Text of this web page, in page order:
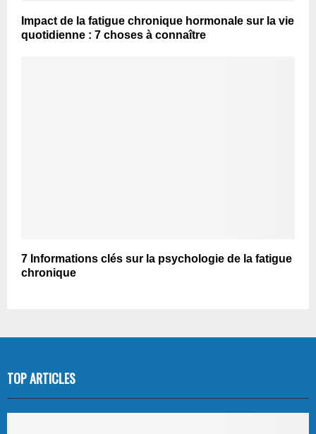
Impact de la fatigue chronique hormonale sur la vie
quotidienne : 7 choses à connaître
7 Informations clés sur la psychologie de la fatigue
chronique
TOP ARTICLES